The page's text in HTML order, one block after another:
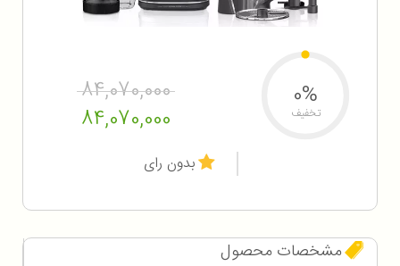
84,070,000
84,070,000
0%
تخفیف
بدون رای
مشخصات محصول